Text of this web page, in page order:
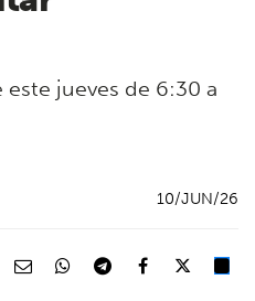
jueves de 6:30 a
10/JUN/26